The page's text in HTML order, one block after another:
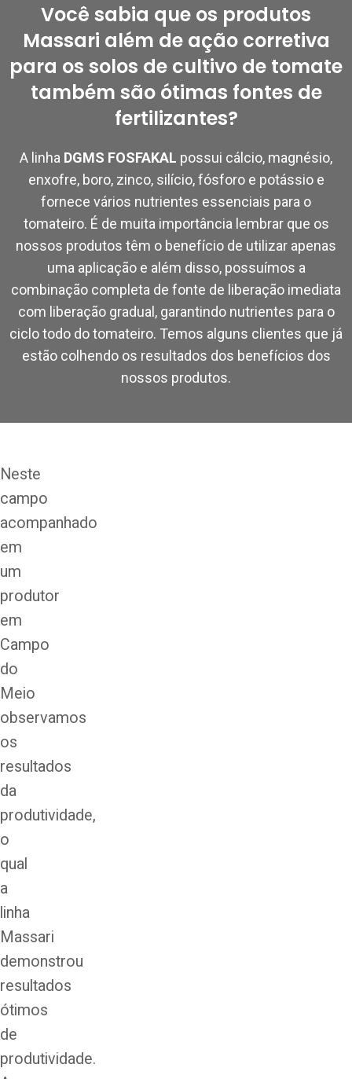
Você sabia que os produtos
Massari além de ação corretiva
para os solos de cultivo de tomate
também são ótimas fontes de
fertilizantes?
A linha DGMS FOSFAKAL possui cálcio, magnésio,
enxofre, boro, zinco, silício, fósforo e potássio e
fornece vários nutrientes essenciais para o
tomateiro. É de muita importância lembrar que os
nossos produtos têm o benefício de utilizar apenas
uma aplicação e além disso, possuímos a
combinação completa de fonte de liberação imediata
com liberação gradual, garantindo nutrientes para o
ciclo todo do tomateiro. Temos alguns clientes que já
estão colhendo os resultados dos benefícios dos
nossos produtos.
Neste
campo
acompanhado
em
um
produtor
em
Campo
do
Meio
observamos
os
resultados
da
produtividade,
o
qual
a
linha
Massari
demonstrou
resultados
ótimos
de
produtividade.